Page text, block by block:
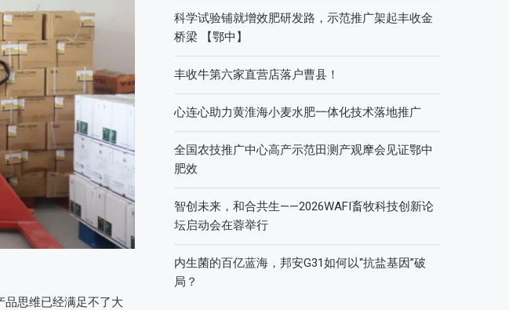
思维已经满足不了大
科学试验铺就增效肥研发路，示范推广架起丰收金
桥梁 【鄂中】
丰收牛第六家直营店落户曹县！
心连心助力黄淮海小麦水肥一体化技术落地推广
全国农技推广中心高产示范田测产观摩会见证鄂中
肥效
智创未来，和合共生——2026WAFI畜牧科技创新论
坛启动会在蓉举行
内生菌的百亿蓝海，邦安G31如何以“抗盐基因”破
局？